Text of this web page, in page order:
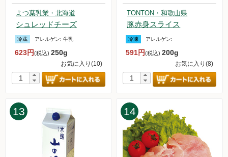
2024.7.6【毎週土曜日更新！】品ものアイテムを更新しまし
た。
2024.6.29【毎週土曜日更新！】品ものアイテムを更新しまし
た。
2024.6.22【毎週土曜日更新！】品ものアイテムを更新しまし
2024.6.15【毎週土曜日更新！】品ものアイテムを更新しまし
た。
た。
2024.6.1【毎週土曜日更新！】品ものアイテムを更新しまし
2024.5.25【毎週土曜日更新！】品ものアイテムを更新しまし
よつ葉乳業・北海道
シュレッドチーズ
冷蔵 アレルゲン: 牛乳
623円(税込) 250g
お気に入り(10)
TONTON・和歌山県
豚赤身スライス
冷凍 アレルゲン:
591円(税込)200g
お気に入り(8)
13 14